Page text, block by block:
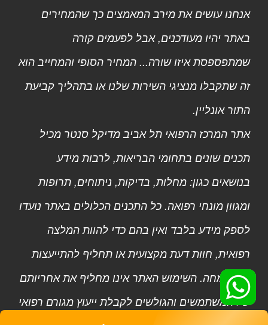
אנחנו עושים את מירב המאמצים כך שהמחירים
באתר יהיו מעודכנים, אבל לפעמים קורה
שמתפספסת איזו שורה... המחיר הסופי והמחייב הוא
זה שתקבלו מנציגי השירות שלנו או בתהליך קביעת
התור אונליין.
אתר המרכז הרפואי תל אביב מדיקל סנטר מכיל
תכנים שונים בתחומי הבריאות, לרבות מידע
בנושאים כגון: מחלות, בדיקות, ניתוחים, תרופות
ומגוון מונחי רפואה. כל התכנים הכלולים באתר נועדו
לספק מידע בלבד ואין בהם כדי להוות המלצה
רפואית, חוות דעת מקצועית או תחליף להתייעצות
עם מומחה. השימוש האתר אינו מחליף את אחריותם
של המשתמשים והגולשים לקבלת ייעוץ מגורם רפואי